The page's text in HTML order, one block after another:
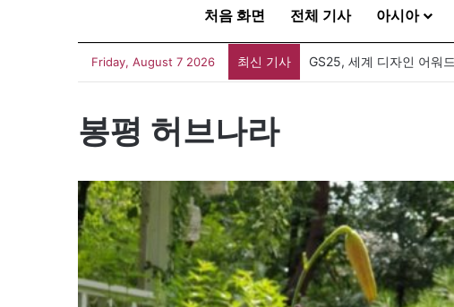
처음 화면 전체 기사 아시아
Friday, August 7 2026 최신 기사
봉평 허브나라